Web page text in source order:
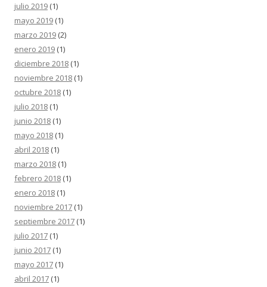
julio 2019 (1)
mayo 2019 (1)
marzo 2019 (2)
enero 2019 (1)
diciembre 2018 (1)
noviembre 2018 (1)
octubre 2018 (1)
julio 2018 (1)
junio 2018 (1)
mayo 2018 (1)
abril 2018 (1)
marzo 2018 (1)
febrero 2018 (1)
enero 2018 (1)
noviembre 2017 (1)
septiembre 2017 (1)
julio 2017 (1)
junio 2017 (1)
mayo 2017 (1)
abril 2017 (1)